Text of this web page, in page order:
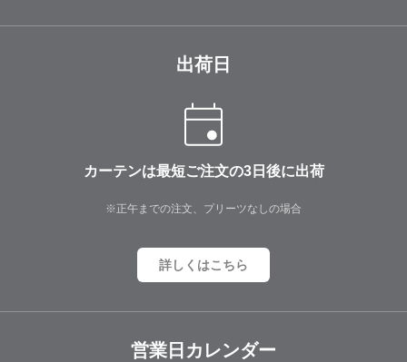
出荷日
カーテンは最短ご注文の3日後に出荷
※正午までの注文、プリーツなしの場合
詳しくはこちら
営業日カレンダー